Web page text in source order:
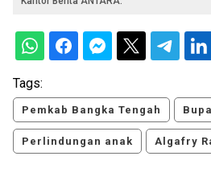
Tags:
Pemkab Bangka Tengah
Perlindungan anak Algafry